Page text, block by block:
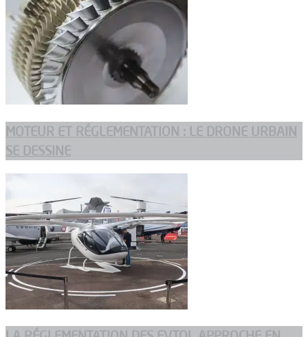
MOTEUR ET RÉGLEMENTATION : LE DRONE URBAIN
SE DESSINE